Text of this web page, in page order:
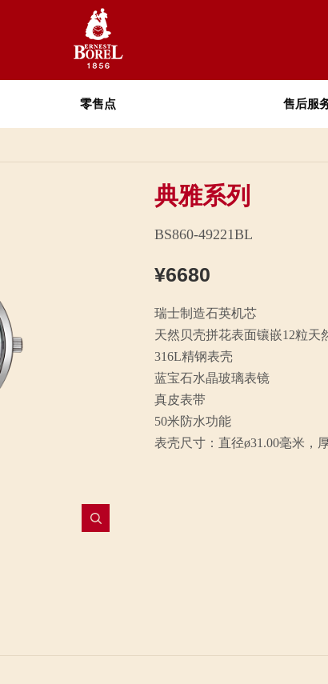
零售点 售后服
典雅系列
BS860-49221BL
¥6680
瑞士制造石英机芯
天然贝壳拼花表面镶嵌12粒天
316L精钢表壳
蓝宝石水晶玻璃表镜
真皮表带
50米防水功能
表壳尺寸：直径ø31.00毫米，